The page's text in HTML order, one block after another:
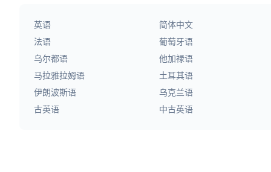
英语 简体中文
法语
葡萄牙语
乌尔都语
他加禄语
马拉雅拉姆语
土耳其语
伊朗波斯语
乌克兰语
古英语
中古英语